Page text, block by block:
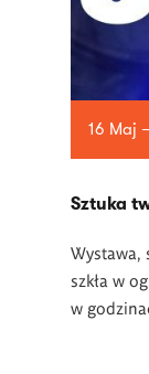
16 Maj
Sztuka
Wystawa,
szkła w
w